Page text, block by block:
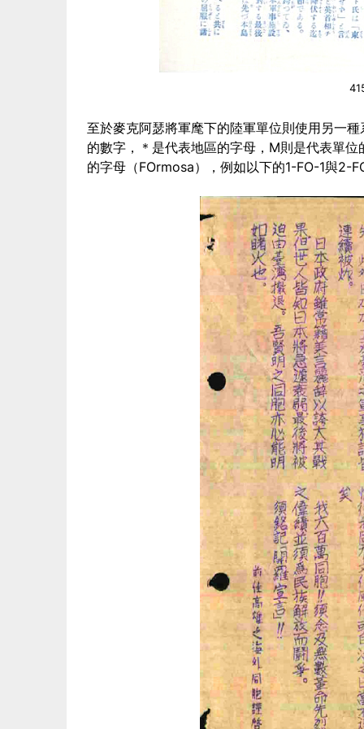
至於麥克阿瑟將軍麾下的陸軍單位則使用另一
的數字，＊是代表地區的字母，M則是代表單
的字母（FOrmosa），例如以下的1-FO-1與2-